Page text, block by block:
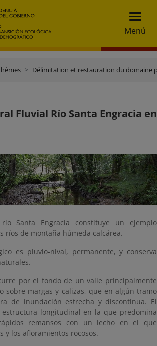
Menú
Délimitation et restauration du domaine
Fluvial Río Santa Engracia en
Santa Engracia constituye un ejemplo
ríos de montaña húmeda calcárea.
es pluvio-nival, permanente, y conserva
por el fondo de un valle principalmente
sobre margas y calizas, que en algún tramo
de inundación estrecha y discontinua. El
estructura longitudinal en la que predomina
remansos con un lecho en el que
y los afloramientos rocosos.